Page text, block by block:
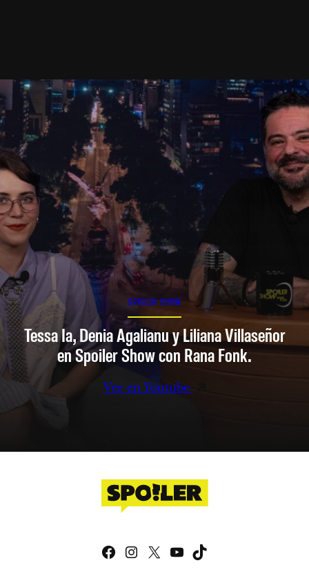
SPOILER SHOW
Tessa Ia, Denia Agalianu y Liliana Villaseñor
en Spoiler Show con Rana Fonk.
Ver en Youtube
Facebook
Instagram
X YouTube